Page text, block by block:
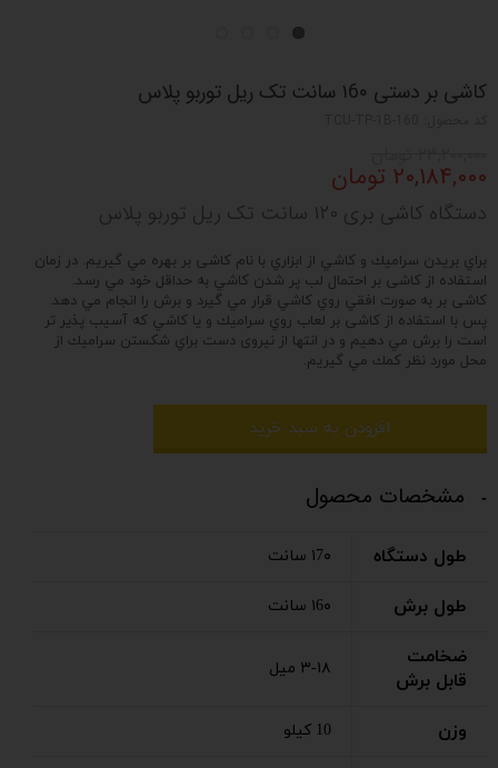
کاشی بر دستی ۱6۰ سانت تک ریل توربو پلاس
۲۰,۱۸۴,۰۰۰ تومان
دستگاه کاشی بری ۱۲۰ سانت تک ریل توربو پلاس
براي بريدن سراميك و كاشي از ابزاري با نام کاشی بر بهره مي گيريم. در زمان
استفاده از کاشی بر احتمال لب پر شدن كاشي به حداقل خود مي رسد.
کاشی بر به صورت افقي روي كاشي قرار مي گيرد و برش را انجام مي دهد.
پس با استفاده از کاشی بر لعاب روي سراميك و يا كاشي كه آسيب پذير تر
است را برش مي دهيم و در انتها از نیروی دست براي شكستن سراميك از
محل مورد نظر كمك مي گيريم.
افزودن به سبد خرید
مشخصات محصول
طول دستگاه ۱7۰ سانت
طول برش ۱6۰ سانت
ضخامت
قابل برش
۳-۱۸ میل
وزن 10 کیلو